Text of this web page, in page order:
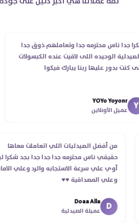
جدا ناس محترمه جدا وتعاملهم ذوق جدا
الوحيده اللى لاقيت عنده الكبسولات
بدور عليها ربنا يبارك فيكوا
YOYo Yoyonr
عميل الأونلاين
من أفضل الصيدليات اللي اتعاملت معاها
حقيقي ناس محترمه جدا جدا جدا بجد شكرا
أوي علي سرعة الاستجابه والرد وعلي
وعلي المصداقية ♥️♥️‏
D
Doaa Alla
عميلة الصيدلية